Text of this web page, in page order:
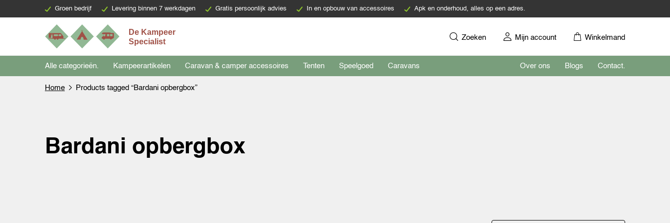
Groen bedrijf Levering binnen 7 werkdagen Gratis persoonlijk advies In en opbouw van accessoires Apk en onderhoud, alles op een adres.
Zoeken Mijn account Winkelmand
Alle categorieën. Kampeerartikelen Caravan & camper accessoires Tenten Speelgoed Caravans Over ons Blogs Contact.
Home Products tagged “Bardani opbergbox”
Bardani opbergbox